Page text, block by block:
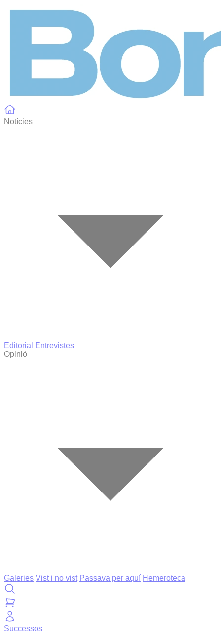
Notícies
Editorial
Entrevistes
Opinió
Galeries Vist i no vist Passava per aquí Hemeroteca
Successos